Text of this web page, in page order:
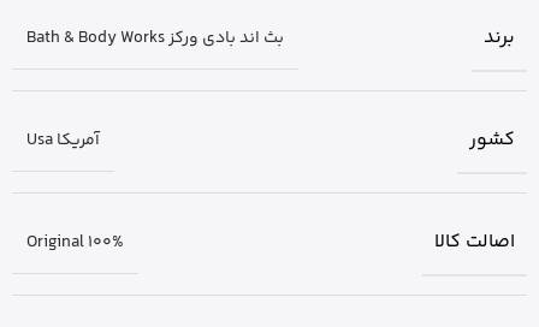
برند بث اند بادی ورکز Bath & Body Works
کشور آمریکا Usa
اصالت کالا Original 100%